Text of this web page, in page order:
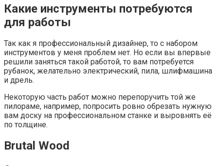
Какие инструменты потребуются
для работы
Так как я профессиональный дизайнер, то с набором
инструментов у меня проблем нет. Но если вы впервые
решили заняться такой работой, то вам потребуется
рубанок, желательно электрический, пила, шлифмашина
и дрель.
Некоторую часть работ можно перепоручить той же
пилораме, например, попросить ровно обрезать нужную
вам доску на профессиональном станке и выровнять её
по толщине.
Brutal Wood